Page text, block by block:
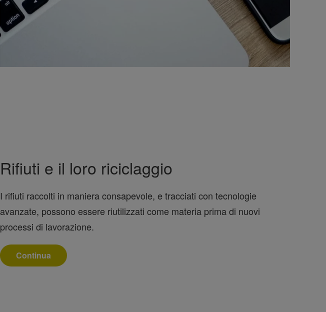
Rifiuti e il loro riciclaggio
I rifiuti raccolti in maniera consapevole, e tracciati con tecnologie
avanzate, possono essere riutilizzati come materia prima di nuovi
processi di lavorazione.
Continua